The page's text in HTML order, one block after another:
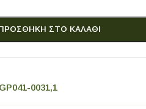
ΣΤΟ ΚΑΛΆΘΙ
GP041-0031,1